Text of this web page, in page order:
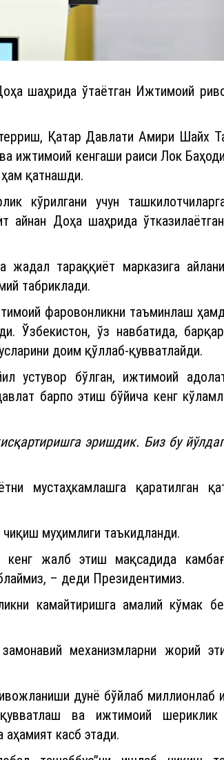
шаҳрида ўтаётган Ижтимоий
Қатар Давлати Амири Шайх
кенгаши раиси Лок
қатнашди.
кўрилгани учун
Доҳа шаҳрида
тараққиёт марказига
табриклади.
фаровонликни таъминлаш
Ўзбекистон, ўз навбатида,
доим қўллаб-қувватлайди.
устувор бўлган, ижтимоий
барпо этиш бўйича кенг
эришдик. Биз бу
мустаҳкамлашга қаратилган
муҳимлиги таъкидланди.
кенг жалб этиш мақсадида
– деди Президентимиз.
камайтиришга амалий кўмак
механизмларни жорий
дунё бўйлаб миллионлаб
ва ижтимоий шериклик
касб этади.